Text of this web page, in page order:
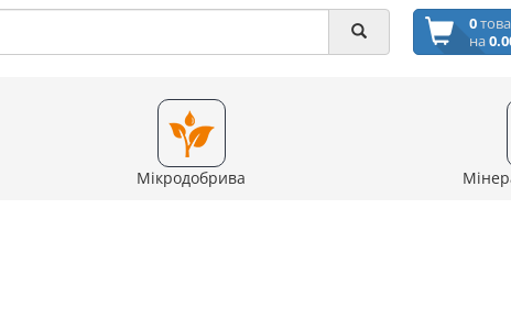
0
на
Мікродобрива